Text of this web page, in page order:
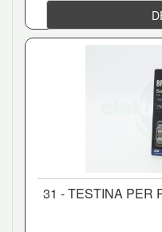
31 - TESTINA PER